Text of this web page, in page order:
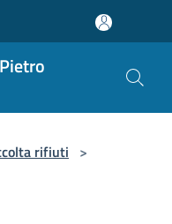
rifiuti >